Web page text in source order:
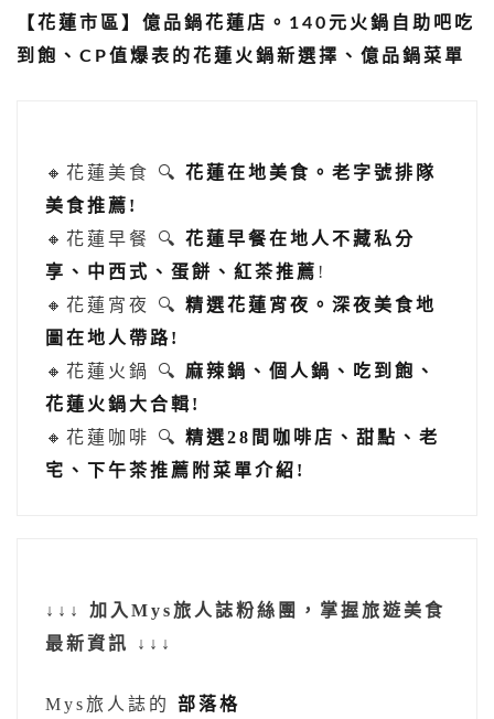
【花蓮市區】億品鍋花蓮店。140元火鍋自助吧吃
到飽、CP值爆表的花蓮火鍋新選擇、億品鍋菜單
🔸花蓮美食 🔍 花蓮在地美食。老字號排隊
美食推薦!
🔸花蓮早餐 🔍 花蓮早餐在地人不藏私分
享、中西式、蛋餅、紅茶推薦 !
🔸花蓮宵夜 🔍 精選花蓮宵夜。深夜美食地
圖在地人帶路!
🔸花蓮火鍋 🔍 麻辣鍋、個人鍋、吃到飽、
花蓮火鍋大合輯!
🔸花蓮咖啡 🔍 精選28間咖啡店、甜點、老
宅、下午茶推薦附菜單介紹!
↓↓↓ 加入Mys旅人誌粉絲團，掌握旅遊美食
最新資訊 ↓↓↓
Mys旅人誌的 部落格